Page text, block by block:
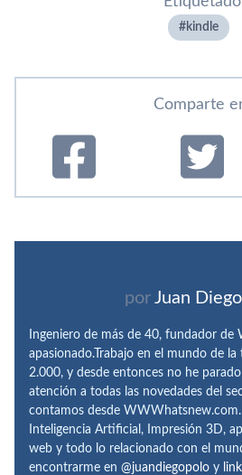
kindle
Comparte
por Juan
Ingeniero de más de 40, fundador
apasionado.Trabajo en el mundo de
2.000, y desde entonces no he
atención a todas las novedades del
contamos desde
Inteligencia Artificial, Impresión 3D,
web y todo lo relacionado con el
encontrarme en @juandiegopolo y